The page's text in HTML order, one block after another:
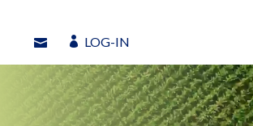
LOG-IN
LOG-IN